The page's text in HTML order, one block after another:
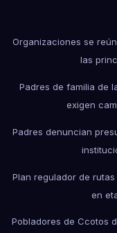
Organizaciones se
las
Padres de familia de
exigen
Padres denuncian
Plan regulador de
en
Pobladores de Ccotos